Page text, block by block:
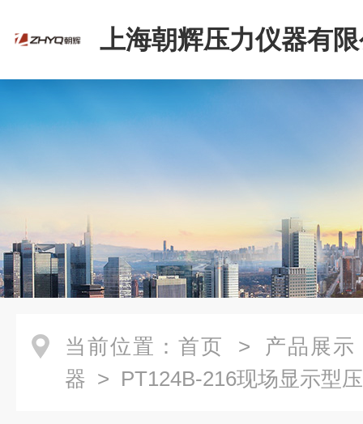
上海朝辉压力仪器有
当前位置： 首页 > 产品展示
器 > PT124B-216现场显示型